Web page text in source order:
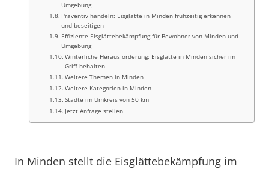
Umgebung
Präventiv handeln: Eisglätte in Minden frühzeitig erkennen
und beseitigen
Effiziente Eisglättebekämpfung für Bewohner von Minden und
Umgebung
Winterliche Herausforderung: Eisglätte in Minden sicher im
Griff behalten
Weitere Themen in Minden
Weitere Kategorien in Minden
Städte im Umkreis von 50 km
Jetzt Anfrage stellen
In Minden stellt die Eisglättebekämpfung im